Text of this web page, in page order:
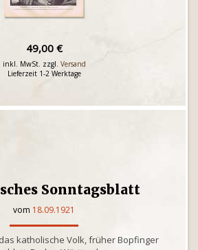
49,00 €
inkl. MwSt. zzgl. Versand
Lieferzeit 1-2 Werktage
Sonntagsblatt
vom 18.09.1921
katholische Volk, früher Bopfinger